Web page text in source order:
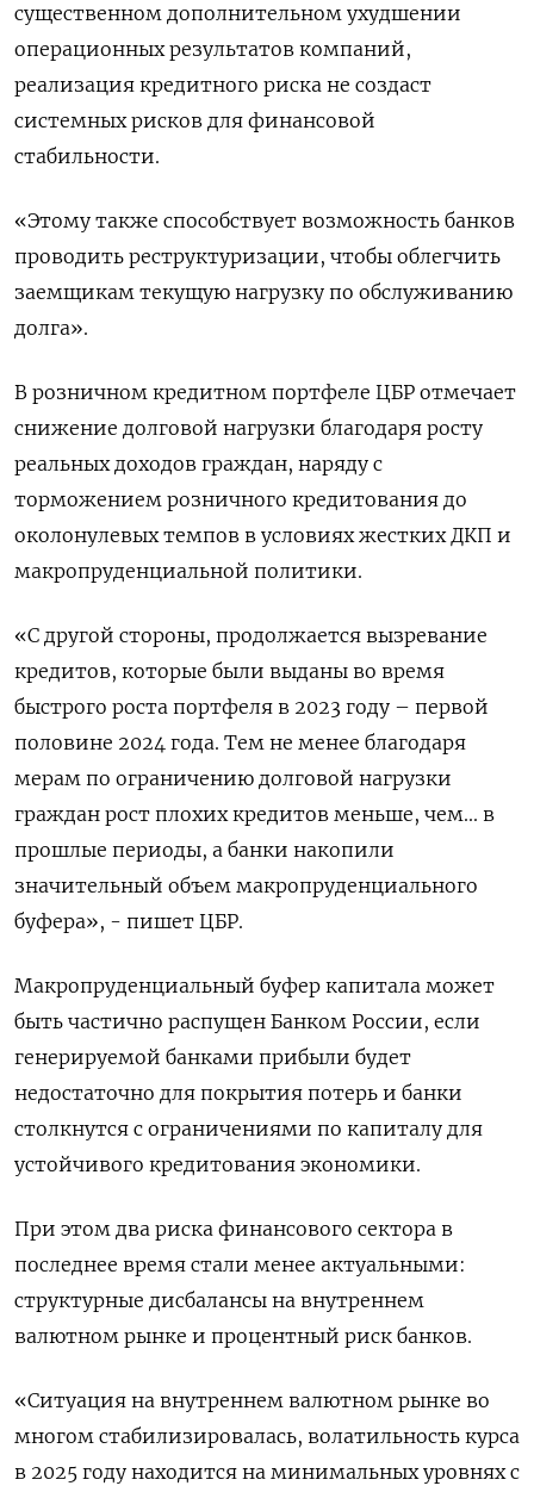
существенном дополнительном ухудшении
операционных результатов компаний,
реализация кредитного риска не создаст
системных рисков для финансовой
стабильности.
«Этому также способствует возможность банков
проводить реструктуризации, чтобы облегчить
заемщикам текущую нагрузку по обслуживанию
долга».
В розничном кредитном портфеле ЦБР отмечает
снижение долговой нагрузки благодаря росту
реальных доходов граждан, наряду с
торможением розничного кредитования до
околонулевых темпов в условиях жестких ДКП и
макропруденциальной политики.
«С другой стороны, продолжается вызревание
кредитов, которые были выданы во время
быстрого роста портфеля в 2023 году – первой
половине 2024 года. Тем не менее благодаря
мерам по ограничению долговой нагрузки
граждан рост плохих кредитов меньше, чем... в
прошлые периоды, а банки накопили
значительный объем макропруденциального
буфера», - пишет ЦБР.
Макропруденциальный буфер капитала может
быть частично распущен Банком России, если
генерируемой банками прибыли будет
недостаточно для покрытия потерь и банки
столкнутся с ограничениями по капиталу для
устойчивого кредитования экономики.
При этом два риска финансового сектора в
последнее время стали менее актуальными:
структурные дисбалансы на внутреннем
валютном рынке и процентный риск банков.
«Ситуация на внутреннем валютном рынке во
многом стабилизировалась, волатильность курса
в 2025 году находится на минимальных уровнях с